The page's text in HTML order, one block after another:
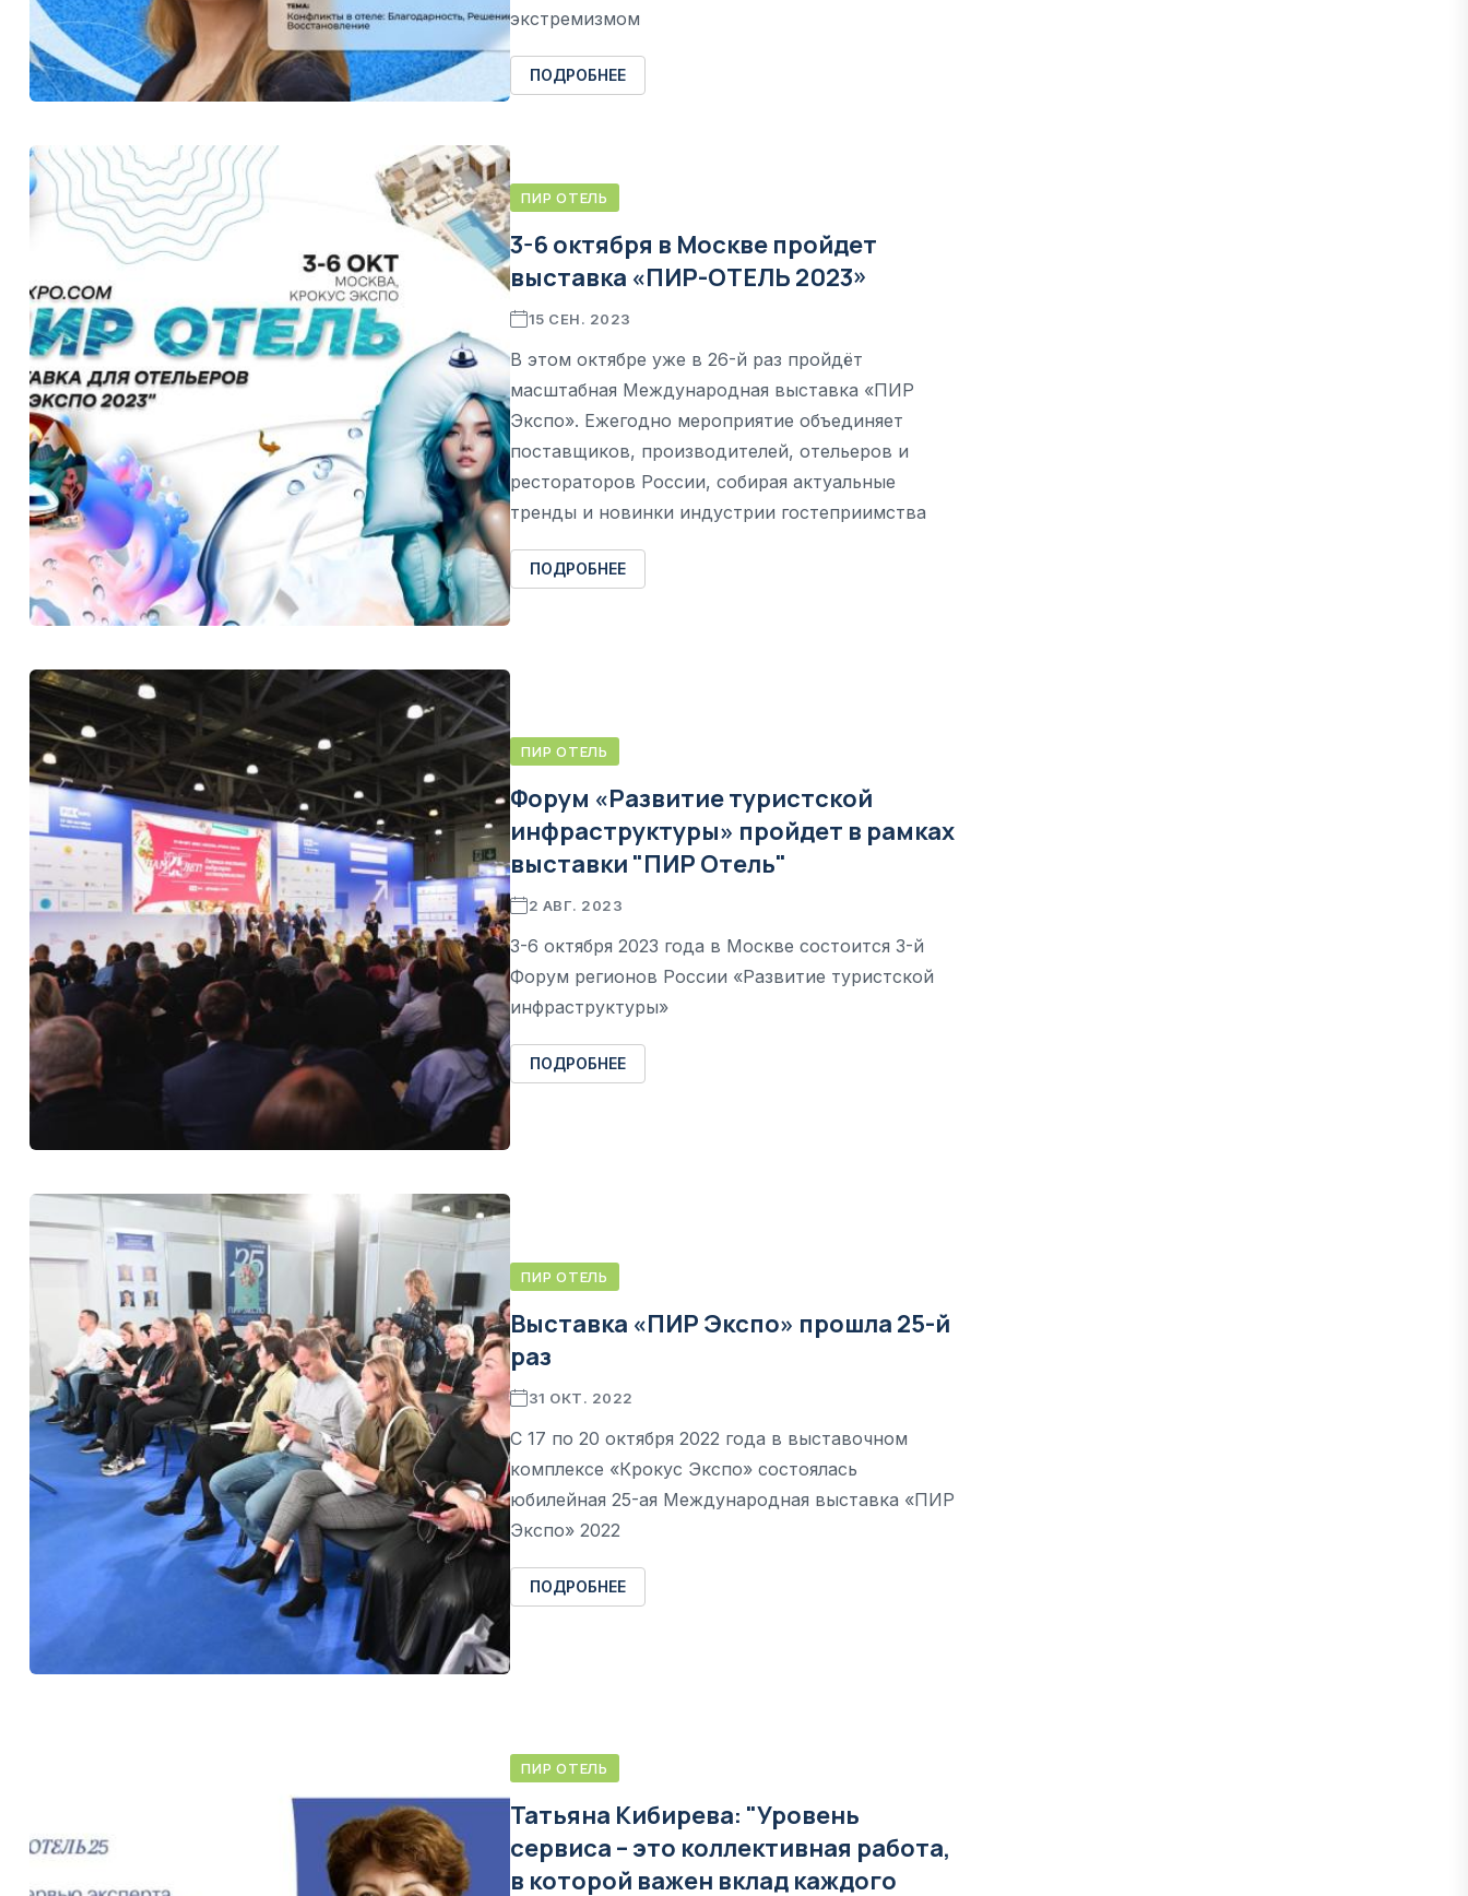
экстремизмом
ПОДРОБНЕЕ
ПИР ОТЕЛЬ
3-6 октября в Москве пройдет
выставка «ПИР-ОТЕЛЬ 2023»
15 СЕН. 2023
В этом октябре уже в 26-й раз пройдёт
масштабная Международная выставка «ПИР
Экспо». Ежегодно мероприятие объединяет
поставщиков, производителей, отельеров и
рестораторов России, собирая актуальные
тренды и новинки индустрии гостеприимства
ПОДРОБНЕЕ
ПИР ОТЕЛЬ
Форум «Развитие туристской
инфраструктуры» пройдет в рамках
выставки "ПИР Отель"
2 АВГ. 2023
3-6 октября 2023 года в Москве состоится 3-й
Форум регионов России «Развитие туристской
инфраструктуры»
ПОДРОБНЕЕ
ПИР ОТЕЛЬ
Выставка «ПИР Экспо» прошла 25-й
раз
31 ОКТ. 2022
С 17 по 20 октября 2022 года в выставочном
комплексе «Крокус Экспо» состоялась
юбилейная 25-ая Международная выставка «ПИР
Экспо» 2022
ПОДРОБНЕЕ
ПИР ОТЕЛЬ
Татьяна Кибирева: "Уровень
сервиса – это коллективная работа,
в которой важен вклад каждого